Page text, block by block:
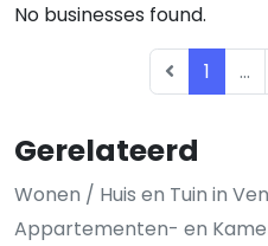
Gerelateerd
Wonen / Huis en Tuin in
Appartementen- en
No businesses found.
1 ...